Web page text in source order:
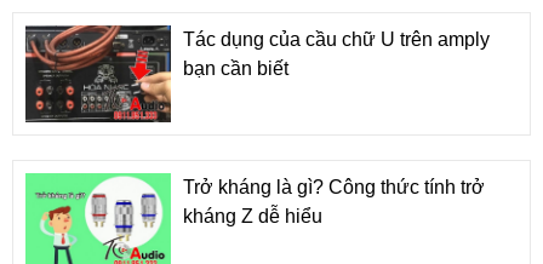
Tác dụng của cầu chữ U trên amply
bạn cần biết
Trở kháng là gì? Công thức tính trở
kháng Z dễ hiểu